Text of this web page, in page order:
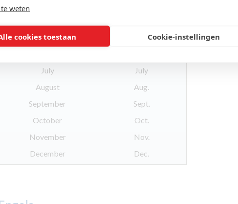
weten
cookies toestaan Cookie-instellingen
May
May
July
July
August
Aug.
September
Sept.
October
Oct.
November
Nov.
December Dec.